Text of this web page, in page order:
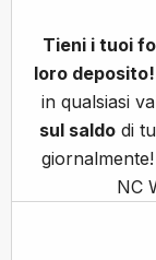
Tieni i tuoi
loro deposito!
in qualsiasi
sul saldo di
NC